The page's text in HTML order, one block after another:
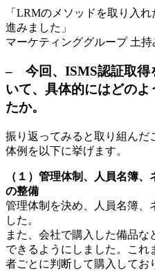
「LRMのメソッドを取り入
進みました」
マーケティンググループ 土持
– 今回、ISMS認証取得
いて、具体的にはどの
たか。
振り返ってみると取り組んだ
体例を以下に挙げます。
（１）管理体制、人員名簿
の整備
管理体制を決め、人員名簿、
した。
また、会社で購入した備品
できるようにしました。これ
者ごとに判断して購入してお